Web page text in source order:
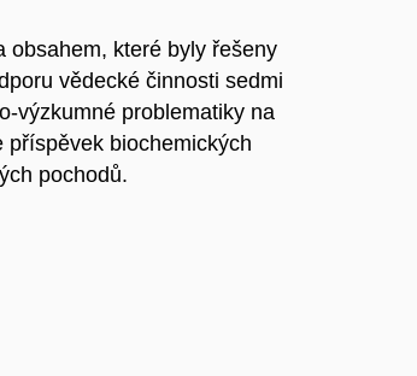
obsahem, které byly řešeny
vědecké činnosti sedmi
výzkumné problematiky na
příspěvek biochemických
pochodů.